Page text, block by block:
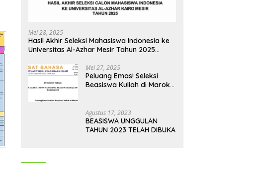
Mei 28, 2025
Hasil Akhir Seleksi Mahasiswa Indonesia ke
Universitas Al-Azhar Mesir Tahun 2025
Mei 27, 2025
Peluang Emas! Seleksi
Beasiswa Kuliah di Maroko
Agustus 17, 2023
BEASISWA UNGGULAN
TAHUN 2023 TELAH DIBUKA